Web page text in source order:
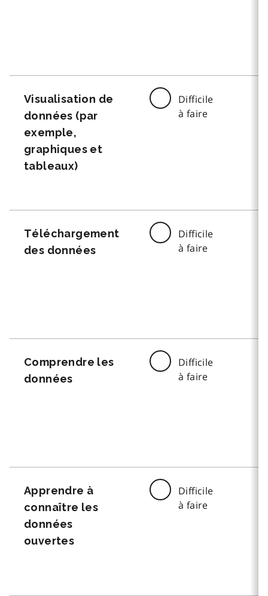
Visualisation de
données (par
exemple,
graphiques et
tableaux)
Difficile
à faire
Téléchargement
des données
Difficile
à faire
Comprendre les
données
Difficile
à faire
Apprendre à
connaître les
données
ouvertes
Difficile
à faire